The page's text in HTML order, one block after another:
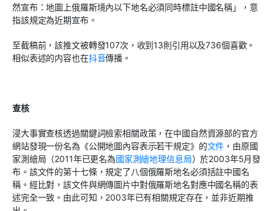
然宣布：地圖上俄羅斯境內以下地名必須同時標註中國名稱」，意
指該規定為近期宣布。
至截稿前，該推文被轉發107次，收到13則引用以及736個喜歡。
相似表述的内容也在抖音傳播。
查核
浸大事實查核透過關鍵詞檢索相關政策，在中國自然資源部的官方
網站發現一份名為《公開地圖內容表示若干規定》的文件 ，由原國
家測繪局（2011年已更名為國家測繪地理信息局）於2003年5月發
布。該文件的第十七條，規定了八個俄羅斯地名必須括註中國名
稱。經比對，該文件與網傳圖片中對俄羅斯地名對應中國名稱的表
述完全一致。由此可知，2003年已有相關規定存在，並非近期推